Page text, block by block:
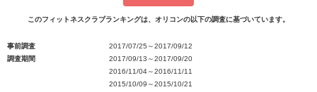
このフィットネスクラブランキングは、オリコンの以下の調査に基づいています。
事前調査
2017/07/25～2017/09/12
調査期間
2017/09/13～2017/09/20
2016/11/04～2016/11/11
2015/10/09～2015/10/21